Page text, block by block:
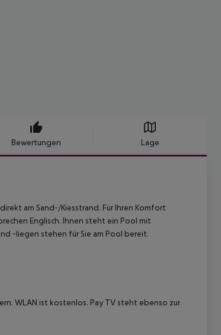
Bewertungen Lage
am Sand-/Kiesstrand. Für Ihren Komfort
Englisch. Ihnen steht ein Pool mit
-liegen stehen für Sie am Pool bereit.
WLAN ist kostenlos. Pay TV steht ebenso zur